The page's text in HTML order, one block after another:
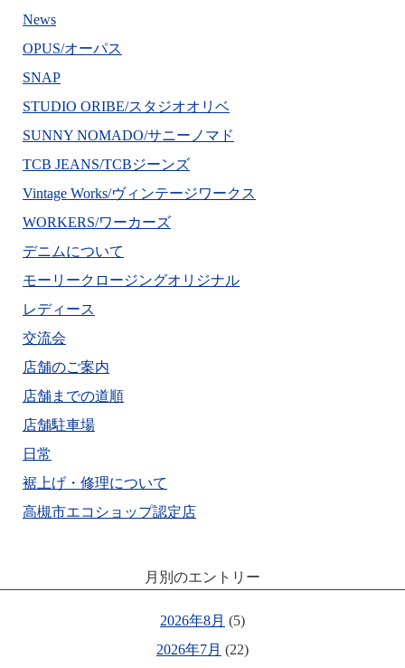
News
OPUS/オーパス
SNAP
STUDIO ORIBE/スタジオオリベ
SUNNY NOMADO/サニーノマド
TCB JEANS/TCBジーンズ
Vintage Works/ヴィンテージワークス
WORKERS/ワーカーズ
デニムについて
モーリークロージングオリジナル
レディース
交流会
店舗のご案内
店舗までの道順
店舗駐車場
日常
裾上げ・修理について
高槻市エコショップ認定店
月別のエントリー
2026年8月 (5)
2026年7月 (22)